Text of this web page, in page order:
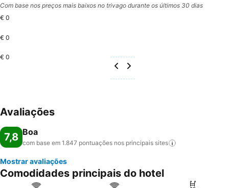
Com base nos preços mais baixos no trivago durante os últimos 30 dias
€ 0
€ 0
€ 0
Avaliações
7,8 Boa
com base em 1.847 pontuações nos principais sites
Mostrar avaliações
Comodidades principais do hotel